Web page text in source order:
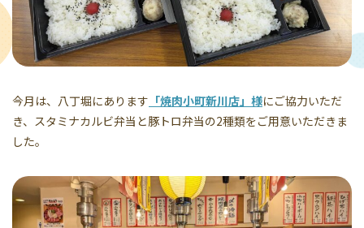
今月は、八丁堀にあります 「焼肉小町新川店」様にご協力いただ
き、スタミナカルビ弁当と豚トロ弁当の2種類をご用意いただきま
した。